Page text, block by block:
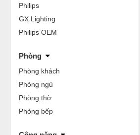
Philips
GX Lighting
Philips OEM
Phòng
Phòng khách
Phòng ngủ
Phòng thờ
Phòng bếp